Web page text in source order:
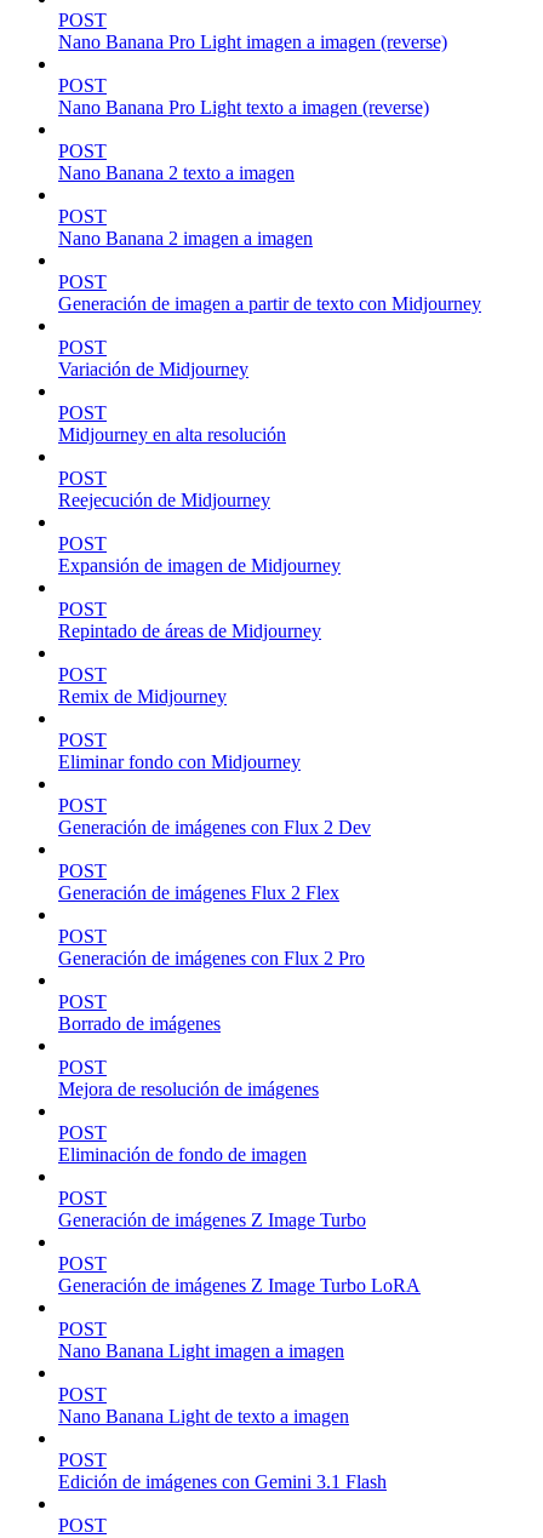
POST
Nano Banana Pro Light imagen a imagen (reverse)
POST
Nano Banana Pro Light texto a imagen (reverse)
POST
Nano Banana 2 texto a imagen
POST
Nano Banana 2 imagen a imagen
POST
Generación de imagen a partir de texto con Midjourney
POST
Variación de Midjourney
POST
Midjourney en alta resolución
POST
Reejecución de Midjourney
POST
Expansión de imagen de Midjourney
POST
Repintado de áreas de Midjourney
POST
Remix de Midjourney
POST
Eliminar fondo con Midjourney
POST
Generación de imágenes con Flux 2 Dev
POST
Generación de imágenes Flux 2 Flex
POST
Generación de imágenes con Flux 2 Pro
POST
Borrado de imágenes
POST
Mejora de resolución de imágenes
POST
Eliminación de fondo de imagen
POST
Generación de imágenes Z Image Turbo
POST
Generación de imágenes Z Image Turbo LoRA
POST
Nano Banana Light imagen a imagen
POST
Nano Banana Light de texto a imagen
POST
Edición de imágenes con Gemini 3.1 Flash
POST